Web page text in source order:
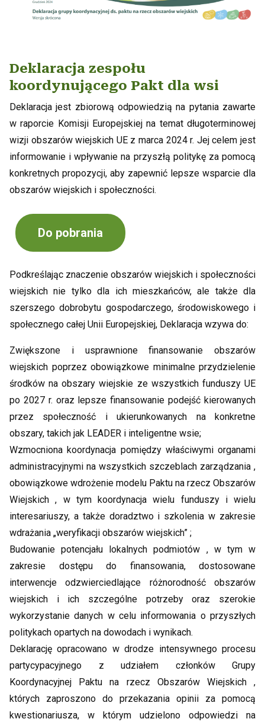
Deklaracja zespołu
koordynującego Pakt dla wsi
Deklaracja jest zbiorową odpowiedzią na pytania zawarte
w raporcie Komisji Europejskiej na temat długoterminowej
wizji obszarów wiejskich UE z marca 2024 r. Jej celem jest
informowanie i wpływanie na przyszłą politykę za pomocą
konkretnych propozycji, aby zapewnić lepsze wsparcie dla
obszarów wiejskich i społeczności.
Do pobrania
Podkreślając znaczenie obszarów wiejskich i społeczności
wiejskich nie tylko dla ich mieszkańców, ale także dla
szerszego dobrobytu gospodarczego, środowiskowego i
społecznego całej Unii Europejskiej, Deklaracja wzywa do:
Zwiększone i usprawnione finansowanie obszarów
wiejskich poprzez obowiązkowe minimalne przydzielenie
środków na obszary wiejskie ze wszystkich funduszy UE
po 2027 r. oraz lepsze finansowanie podejść kierowanych
przez społeczność i ukierunkowanych na konkretne
obszary, takich jak LEADER i inteligentne wsie;
Wzmocniona koordynacja pomiędzy właściwymi organami
administracyjnymi na wszystkich szczeblach zarządzania ,
obowiązkowe wdrożenie modelu Paktu na rzecz Obszarów
Wiejskich , w tym koordynacja wielu funduszy i wielu
interesariuszy, a także doradztwo i szkolenia w zakresie
wdrażania „weryfikacji obszarów wiejskich” ;
Budowanie potencjału lokalnych podmiotów , w tym w
zakresie dostępu do finansowania, dostosowane
interwencje odzwierciedlające różnorodność obszarów
wiejskich i ich szczególne potrzeby oraz szerokie
wykorzystanie danych w celu informowania o przyszłych
politykach opartych na dowodach i wynikach.
Deklarację opracowano w drodze intensywnego procesu
partycypacyjnego z udziałem członków Grupy
Koordynacyjnej Paktu na rzecz Obszarów Wiejskich ,
których zaproszono do przekazania opinii za pomocą
kwestionariusza, w którym udzielono odpowiedzi na